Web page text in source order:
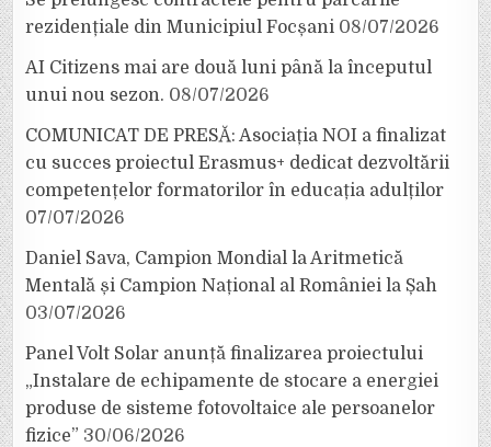
rezidențiale din Municipiul Focșani 08/07/2026
AI Citizens mai are două luni până la începutul
unui nou sezon. 08/07/2026
COMUNICAT DE PRESĂ: Asociația NOI a finalizat
cu succes proiectul Erasmus+ dedicat dezvoltării
competențelor formatorilor în educația adulților
07/07/2026
Daniel Sava, Campion Mondial la Aritmetică
Mentală și Campion Național al României la Șah
03/07/2026
Panel Volt Solar anunță finalizarea proiectului
„Instalare de echipamente de stocare a energiei
produse de sisteme fotovoltaice ale persoanelor
fizice” 30/06/2026